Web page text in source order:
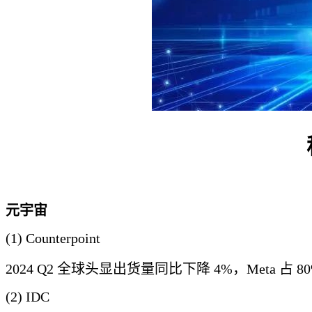
元宇宙
(1) Counterpoint
2024 Q2 全球头显出货量同比下降 4%，Meta 占
(2) IDC